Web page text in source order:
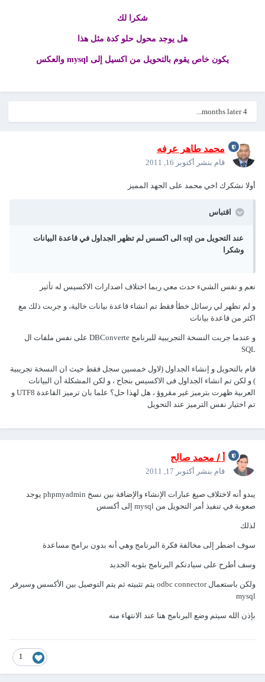
شكرا لك
هل يوجد محول حلو كدة مثل هذا
يكون خاص يقوم بالتحويل من اكسيل إلى mysql والعكس
4 months later...
محمد طاهر عرفه
قام بنشر أكتوبر 16, 2011
أولا نشكرك اخي محمد على الجهد المميز
اقتباس
عند التحويل من sql الى اكسس لم تظهر الجداول في قاعدة البيانات
وشكرا
نعم و نفس الشيء حدث معي ربما اختلاف اصدارات الاكسيس له تأثير
و لم تظهر لي رسائل خطأ فقط تم انشاء قاعدة بيانات خالية، و جربت ذلك مع
اكثر من قاعدة بيانات
و عندما جربت النسخة التجريبية للبرنامج DBConverte على نفس ملفات ال
SQL
قام بالتحويل و إنشاء الجداول (لاول خمسين سجل فقط حيث ان النسخة تجريبية
) و لكن تم انشاء الجداول فى الاكسيس بنجاح ، و لكن المشكلة أن البيانات
العربية ظهرت بترميز غير مقروؤ ، هل لهذا حل؟ علما بان ترميز القاعدة UTF8 و
تم اختيار نفس الترميز عند التحويل
أ / محمد صالح
قام بنشر أكتوبر 17, 2011
يبدو أنه لاختلاف صيغ عبارات الإنشاء والإضافة بين نسخ phpmyadmin يوجد
صعوبة في تنفيذ أمر التحويل من mysql إلى أكسس
لذلك
سوف اضطر إلى مخالفة فكرة البرنامج وهي أنه بدون برامج مساعدة
وسف أطرح على سيادتكم البرنامج بثوبه الجديد
ولكن باستعمال odbc connector يتم تثبيته ثم يتم التوصيل بين الأكسس وسيرفر
mysql
بإذن الله سيتم وضع البرنامج هنا عند الانتهاء منه
1